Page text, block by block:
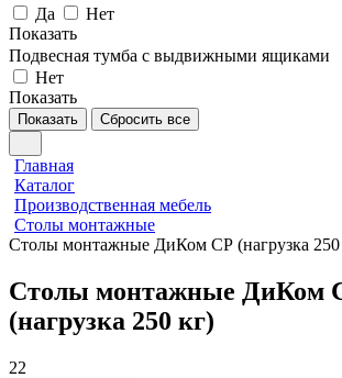
Да
Нет
Показать
Подвесная тумба с выдвижными ящиками
Нет
Показать
Показать Сбросить все
Главная
Каталог
Производственная мебель
Столы монтажные
Столы монтажные ДиКом СР (нагрузка 250
Столы монтажные ДиКом
(нагрузка 250 кг)
22